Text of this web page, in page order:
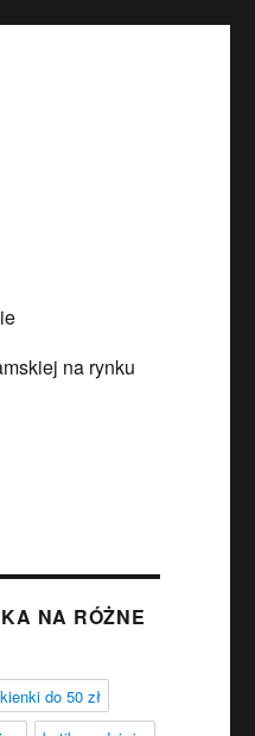
na rynku
NA RÓŻNE
do 50 zł